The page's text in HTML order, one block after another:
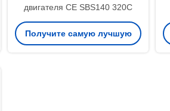
двигателя CE SBS140 320C
Получите самую лучшую